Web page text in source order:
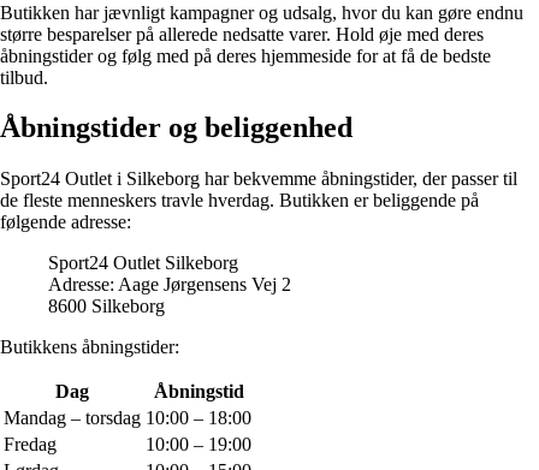
Butikken har jævnligt kampagner og udsalg, hvor du kan gøre endnu
større besparelser på allerede nedsatte varer. Hold øje med deres
åbningstider og følg med på deres hjemmeside for at få de bedste
tilbud.
Åbningstider og beliggenhed
Sport24 Outlet i Silkeborg har bekvemme åbningstider, der passer til
de fleste menneskers travle hverdag. Butikken er beliggende på
følgende adresse:
Sport24 Outlet Silkeborg
Adresse: Aage Jørgensens Vej 2
8600 Silkeborg
Butikkens åbningstider:
Dag
Åbningstid
Mandag – torsdag 10:00 – 18:00
Fredag
10:00 – 19:00